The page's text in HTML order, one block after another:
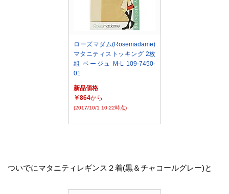
ローズマダム(Rosemadame)
マタニティストッキング 2枚
組 ベージュ M-L 109-7450-
01
新品価格
￥864から
(2017/10/1 10:22時点)
ついでにマタニティレギンス２着(黒＆チャコールグレー)と